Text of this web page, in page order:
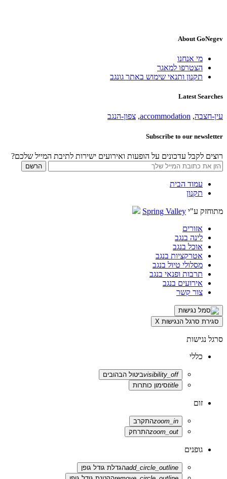
About GoNegev
מי אנחנו
הצטרפו למאגר
תקנון ותנאי שימוש באתר גונגב
Latest Searches
עין-חצבה,
accommodation
, צפון-הנגב
Subscribe to our newsletter
רוצים לקבל עדכונים על הופעות ואירועים ישירות לתיבת המייל שלכם?
עמוד הבית
תקנון
מתוחזק ע"י Spring Valley
אזורים
לינה בנגב
אוכל בנגב
אטרקציות בנגב
מסלולי טיול בנגב
תרבות ופנאי בנגב
אירועים בנגב
צור קשר
סגירת סרגל הנגישות X
סרגל נגישות
כללי
visibility_offביטול הבהובים
titleסימון כותרות
זום
zoom_inהתקרב
zoom_outהתרחק
גופנים
add_circle_outlineהגדלת גודל גופן